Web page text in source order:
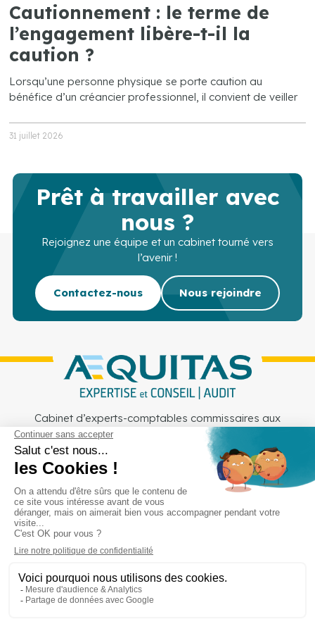
Cautionnement : le terme de
l’engagement libère-t-il la
caution ?
Lorsqu’une personne physique se porte caution au
bénéfice d’un créancier professionnel, il convient de veiller
31 juillet 2026
Prêt à travailler avec
nous ?
Rejoignez une équipe et un cabinet tourné vers
l’avenir !
Contactez-nous Nous rejoindre
Cabinet d’experts-comptables commissaires aux
comptes sur Lille, Lens et Douai
Services Secteurs Outils
Cabinet
Recrutement